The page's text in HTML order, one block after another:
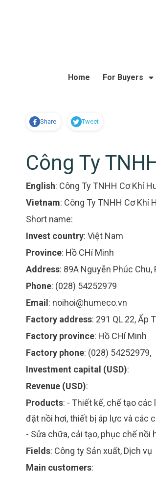
Home For Buyers
Share Tweet
Công Ty
English: Công Ty TNHH Cơ Khí
Vietnam: Công Ty TNHH Cơ Khí
Short name:
Invest country: Việt Nam
Province: Hồ CHí Minh
Address: 89A Nguyễn Phúc Chu,
Phone: (028) 54252979
Email : noihoi@humeco.vn
Factory address: 291 QL 22, Ấp
Factory province: Hồ CHí Minh
Factory phone: (028) 54252979,
Investment capital (USD):
Revenue (USD):
Products: - Thiết kế, chế tạo các
đặt nồi hơi, thiết bị áp lực và các
- Sửa chữa, cải tạo, phục chế nồi
Fields: Công ty Sản xuất, Dịch vụ
Main customers: